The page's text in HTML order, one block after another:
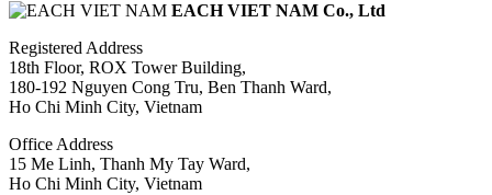
EACH VIET NAM Co., Ltd
Registered Address
18th Floor, ROX Tower Building,
180-192 Nguyen Cong Tru, Ben Thanh Ward,
Ho Chi Minh City, Vietnam
Office Address
15 Me Linh, Thanh My Tay Ward,
Ho Chi Minh City, Vietnam